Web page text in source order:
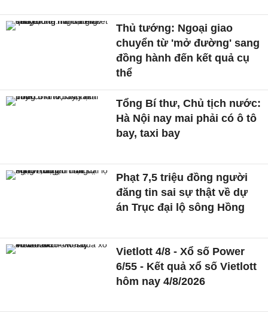
Thủ tướng: Ngoại giao
chuyển từ 'mở đường' sang
đồng hành đến kết quả cụ
thể
Tổng Bí thư, Chủ tịch nước:
Hà Nội nay mai phải có ô tô
bay, taxi bay
Phạt 7,5 triệu đồng người
đăng tin sai sự thật về dự
án Trục đại lộ sông Hồng
Vietlott 4/8 - Xổ số Power
6/55 - Kết quả xổ số Vietlott
hôm nay 4/8/2026